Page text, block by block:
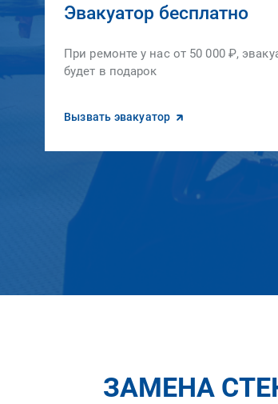
Эвакуатор бесплатно
При ремонте у нас от 50 000 ₽,
будет в подарок
Вызвать эвакуатор
ЗАМЕНА